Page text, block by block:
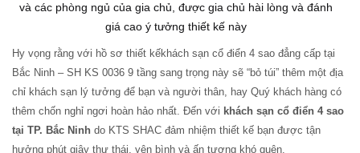
và các phòng ngủ của gia chủ, được gia chủ hài lòng và đánh
giá cao ý tưởng thiết kế này
Hy vọng rằng với hồ sơ thiết kếkhách sạn cổ điển 4 sao đẳng cấp tại
Bắc Ninh – SH KS 0036 9 tầng sang trọng này sẽ “bỏ túi” thêm một địa
chỉ khách sạn lý tưởng để bạn và người thân, hay Quý khách hàng có
thêm chốn nghỉ ngơi hoàn hảo nhất. Đến với khách sạn cổ điển 4 sao
tại TP. Bắc Ninh do KTS SHAC đảm nhiệm thiết kế bạn được tận
hưởng phút giây thư thái, yên bình và ấn tượng khó quên.